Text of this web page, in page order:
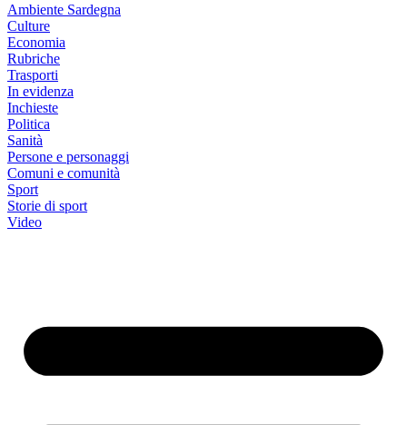
Ambiente Sardegna
Culture
Economia
Rubriche
Trasporti
In evidenza
Inchieste
Politica
Sanità
Persone e personaggi
Comuni e comunità
Sport
Storie di sport
Video